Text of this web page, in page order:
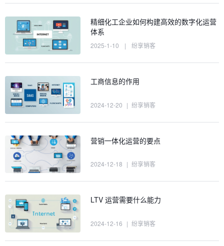
精细化工企业如何构建高效的数字化运营
体系
2025-1-10 | 纷享销客
工商信息的作用
2024-12-20 | 纷享销客
营销一体化运营的要点
2024-12-18 | 纷享销客
LTV 运营需要什么能力
2024-12-16 | 纷享销客